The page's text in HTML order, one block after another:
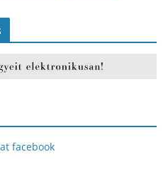
facebook